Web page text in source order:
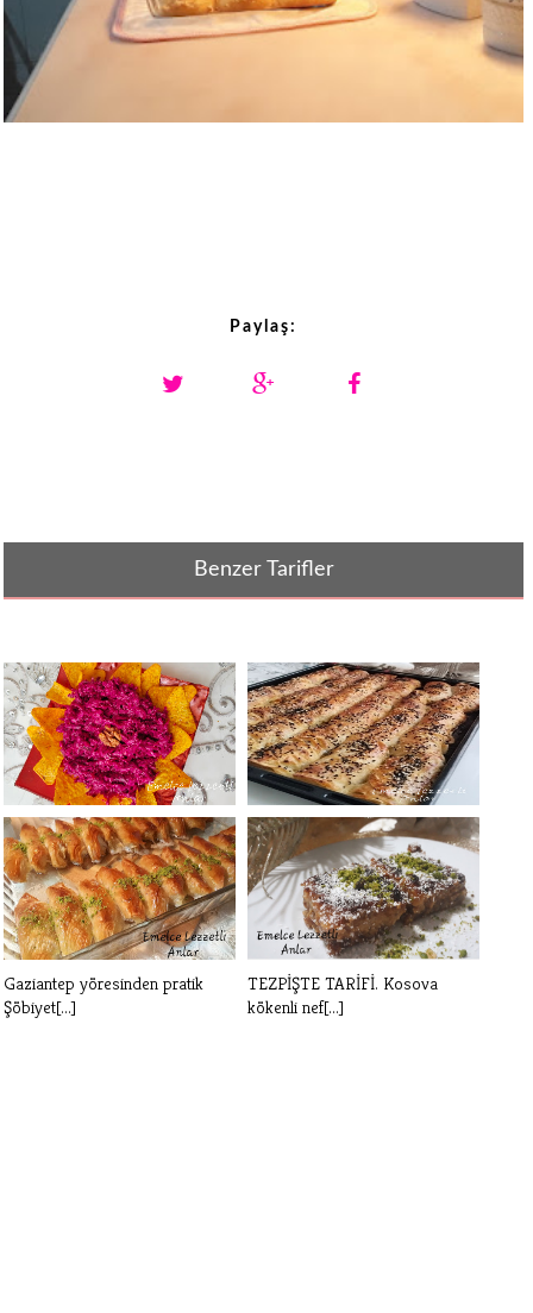
Paylaş:
Benzer Tarifler
PANCAR SALATASI TARİFİ ISPANAKLI BÖREK TARİFİ
Gaziantep yöresinden pratik
Şöbiyet[...]
TEZPİŞTE TARİFİ. Kosova
kökenli nef[...]